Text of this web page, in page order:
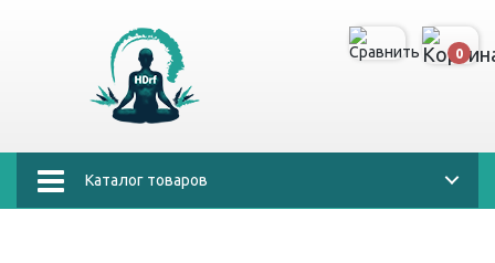
0
Каталог товаров